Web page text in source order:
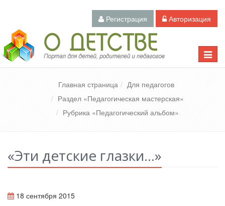
Регистрация Авторизация
Toggle
Педагогический портал «О детстве»
Главная страница
Для педагогов
Раздел «Педагогическая мастерская»
Рубрика «Педагогический альбом»
«Эти детские глазки…»
18 сентября 2015